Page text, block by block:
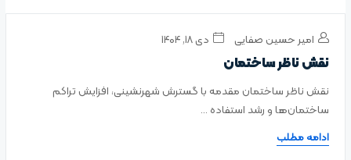
امیر حسین صفایی دی ۱۸, ۱۴۰۴
نقش ناظر ساختمان
نقش ناظر ساختمان مقدمه با گسترش شهرنشینی، افزایش تراکم
ساختمان‌ها و رشد استفاده ...
ادامه مطلب